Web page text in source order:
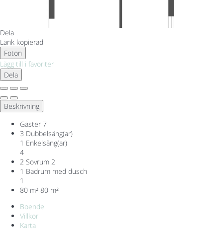
Dela
Länk kopierad
Foton
Lägg till i favoriter
Dela
Beskrivning
Gäster 7
3 Dubbelsäng(ar)
1 Enkelsäng(ar)
4
2 Sovrum 2
1 Badrum med dusch
1
80 m² 80 m²
Boende
Villkor
Karta